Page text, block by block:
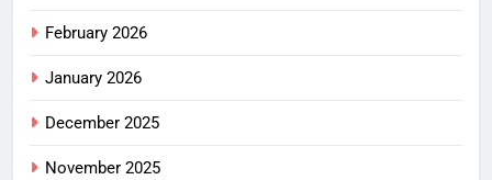
February 2026
January 2026
December 2025
November 2025